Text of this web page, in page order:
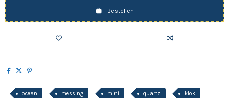
Bestellen
ocean messing mini quartz klok